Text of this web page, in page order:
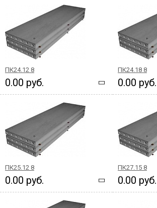
ПК24.12 8
0.00 руб.
ПК24.18 8
0.00 руб.
ПК25.12 8
0.00 руб.
ПК27.15 8
0.00 руб.